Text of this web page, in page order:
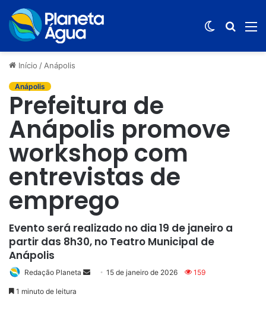
Switch
Início /Anápolis
Anápolis
Prefeitura de
Anápolis promove
workshop com
entrevistas de
emprego
Evento será realizado no dia 19 de janeiro a
partir das 8h30, no Teatro Municipal de
Anápolis
Redação Planeta
Mande15 de janeiro de 2026 159
1 minuto de leitura